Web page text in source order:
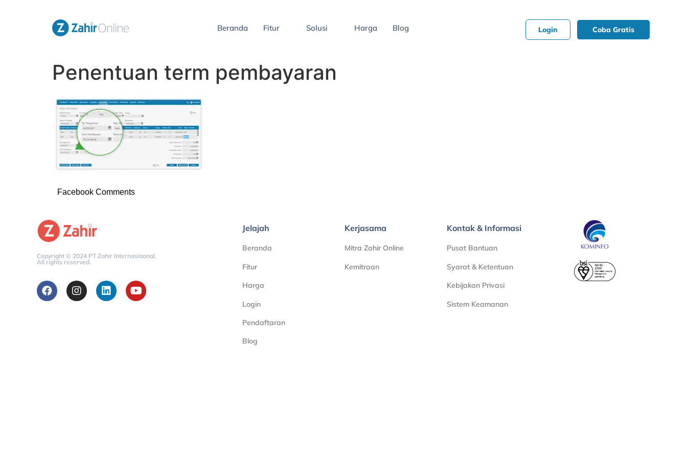
Beranda Fitur Solusi Harga Blog Login Coba Gratis
Penentuan term pembayaran
Facebook Comments
Copyright © 2024 PT Zahir Internasiaonal.
All rights reserved.
Jelajah
Beranda
Fitur
Harga
Login
Pendaftaran
Blog
Kerjasama
Mitra Zahir Online
Kemitraan
Kontak & Informasi
Pusat Bantuan
Syarat & Ketentuan
Kebijakan Privasi
Sistem Keamanan